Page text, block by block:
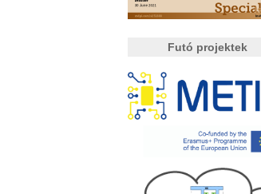
Futó projektek